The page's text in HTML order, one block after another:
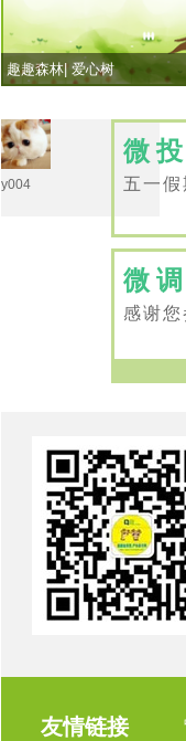
趣趣森林| 爱心树
y004
微
五一
微
感谢
友情链接